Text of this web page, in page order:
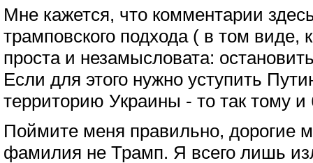
Мне кажется, что комментарии
трамповского подхода ( в том виде,
проста и незамысловата:
Если для этого нужно уступить
территорию Украины - то так тому и
Поймите меня правильно, дорогие
фамилия не Трамп. Я всего лишь